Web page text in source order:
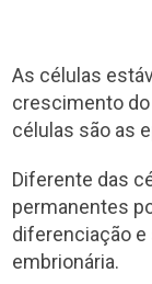
As células
crescimento
células são as
Diferente das
permanentes
diferenciação
embrionária.